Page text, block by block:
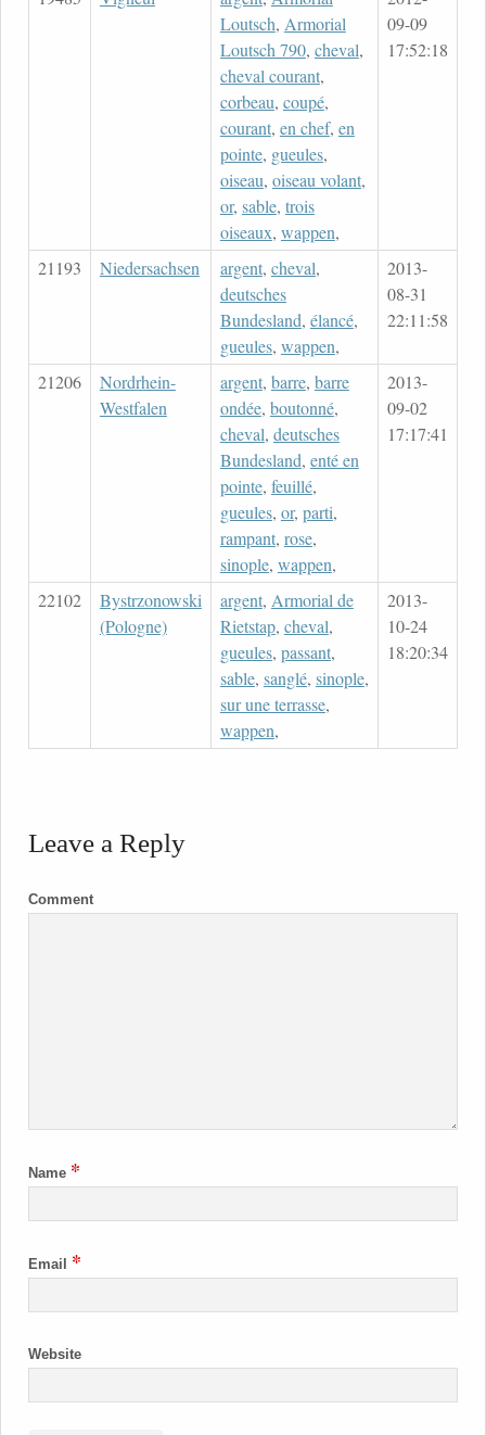
Loutsch, Armorial
Loutsch 790, cheval,
cheval courant,
corbeau, coupé,
courant, en chef, en
pointe, gueules,
oiseau, oiseau volant,
or, sable, trois
oiseaux, wappen,
09-09
17:52:18
21193 Niedersachsen argent, cheval,
deutsches
Bundesland, élancé,
gueules, wappen,
2013-
08-31
22:11:58
21206
Nordrhein-
Westfalen
argent, barre, barre
ondée, boutonné,
cheval, deutsches
Bundesland, enté en
pointe, feuillé,
gueules, or, parti,
rampant, rose,
sinople, wappen,
2013-
09-02
17:17:41
22102
Bystrzonowski
(Pologne)
argent, Armorial de
Rietstap, cheval,
gueules, passant,
sable, sanglé, sinople,
sur une terrasse,
wappen,
2013-
10-24
18:20:34
Leave a Reply
Comment
Name *
Email *
Website